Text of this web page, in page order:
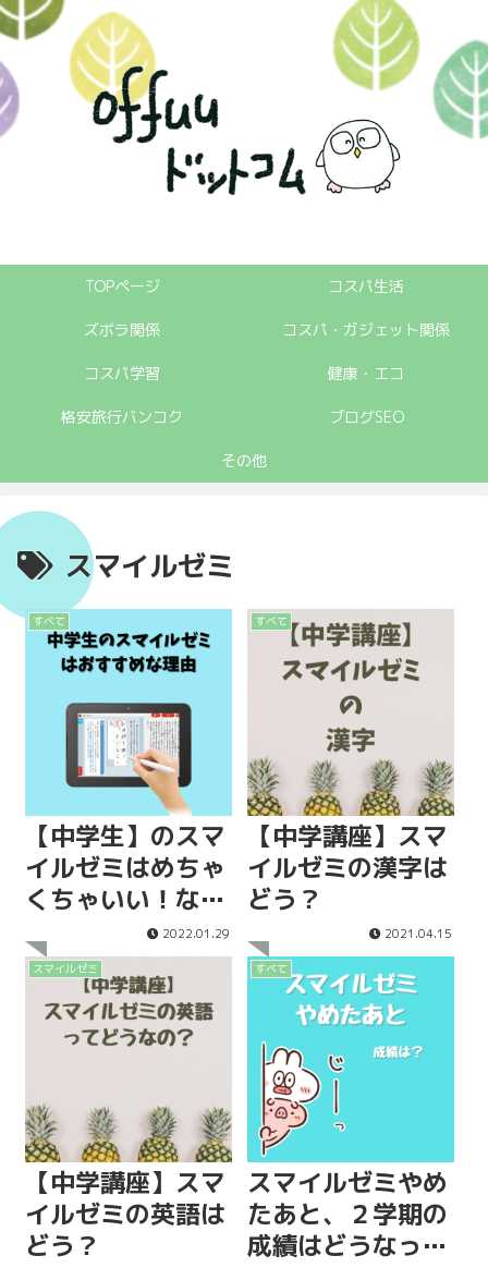
TOPページ コスパ生活
ズボラ関係 コスパ・ガジェット関係
コスパ学習 健康・エコ
格安旅行バンコク ブログSEO
その他
スマイルゼミ
すべて
【中学生】のスマ
イルゼミはめちゃ
くちゃいい！なぜ
2022.01.29
すべて
【中学講座】スマ
イルゼミの漢字は
どう？
2021.04.15
スマイルゼミ
【中学講座】スマ
イルゼミの英語は
どう？
すべて
スマイルゼミやめ
たあと、２学期の
成績はどうなった